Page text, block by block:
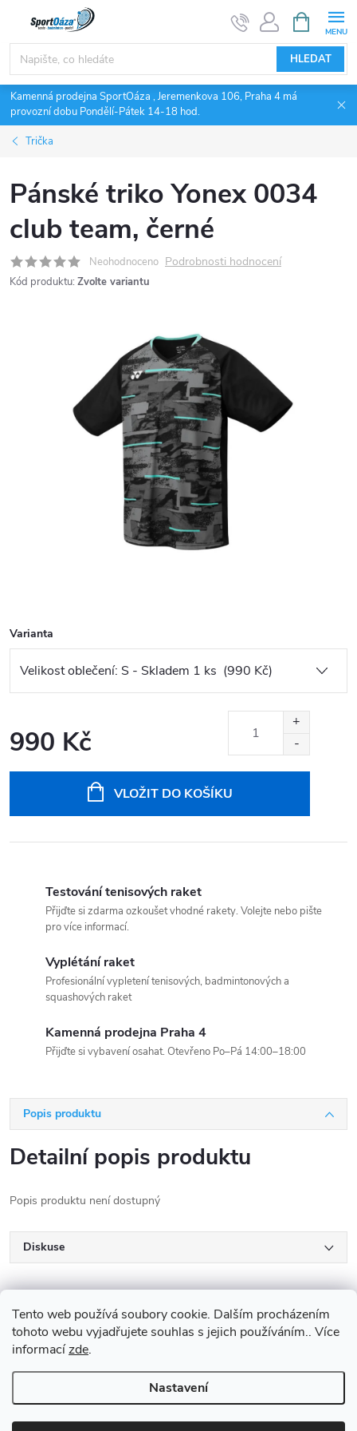
Tento web používá soubory cookie. Dalším procházením
tohoto webu vyjadřujete souhlas s jejich používáním.. Více
informacízde.
Nastavení
obsah
HLEDAT
NÁKUPNÍ
KOŠÍK
Kamenná prodejna SportOáza , Jeremenkova 106, Praha 4 má
provozní dobu Pondělí-Pátek 14-18 hod.
Trička
Pánské triko Yonex 0034
club team, černé
Neohodnoceno Podrobnosti hodnocení
Kód produktu: Zvolte variantu
Varianta
990 Kč
VLOŽIT DO KOŠÍKU
Testování tenisových raket
Přijďte si zdarma ozkoušet vhodné rakety. Volejte nebo pište
pro více informací.
Vyplétání raket
Profesionální vypletení tenisových, badmintonových a
squashových raket
Kamenná prodejna Praha 4
Přijďte si vybavení osahat. Otevřeno Po–Pá 14:00–18:00
Popis produktu
Detailní popis produktu
Popis produktu není dostupný
Diskuse
Copyright 2026SportOáza. Všechna práva vyhrazena.Upravit nastavení
cookies